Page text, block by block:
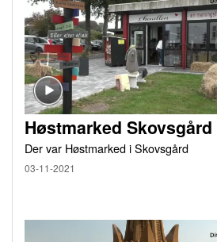
Høstmarked Skovsgård
Der var Høstmarked i Skovsgård
03-11-2021